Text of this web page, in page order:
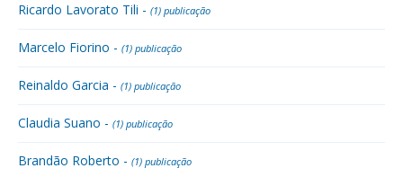
Ricardo Lavorato Tili - (1) publicação
Marcelo Fiorino - (1) publicação
Reinaldo Garcia - (1) publicação
Claudia Suano - (1) publicação
Brandão Roberto - (1) publicação